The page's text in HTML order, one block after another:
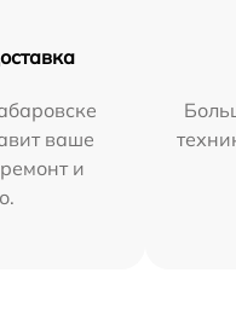
ваше
и